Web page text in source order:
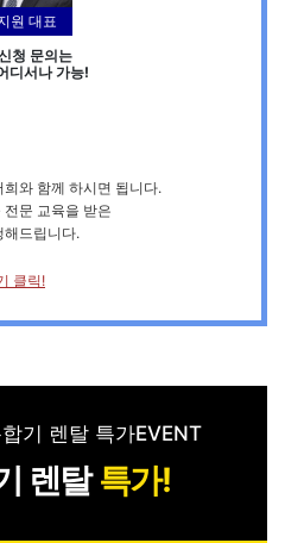
원 대표
청 문의는
디서나 가능!
와 함께 하시면 됩니다.
문 교육을 받은
드립니다.
클릭!
기 렌탈 특가EVENT
렌탈특가!